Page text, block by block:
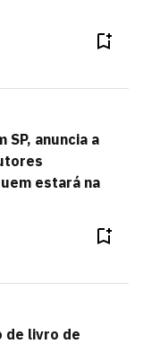
SP, anuncia a
estará na
de livro de